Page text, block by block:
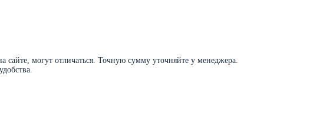
сайте, могут отличаться. Точную сумму уточняйте у менеджера.